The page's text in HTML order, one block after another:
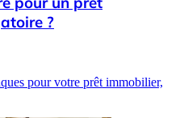
?
pour votre prêt immobilier,